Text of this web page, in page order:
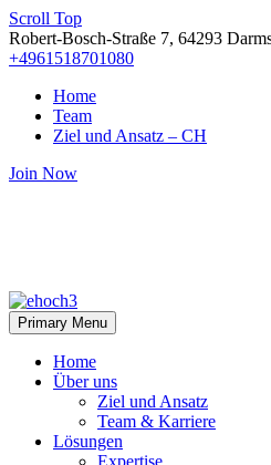
Scroll Top
Robert-Bosch-Straße 7, 64293
+4961518701080
Home
Team
Ziel und Ansatz – CH
Join Now
Primary Menu
Home
Über uns
Ziel und Ansatz
Team & Karriere
Lösungen
Expertise